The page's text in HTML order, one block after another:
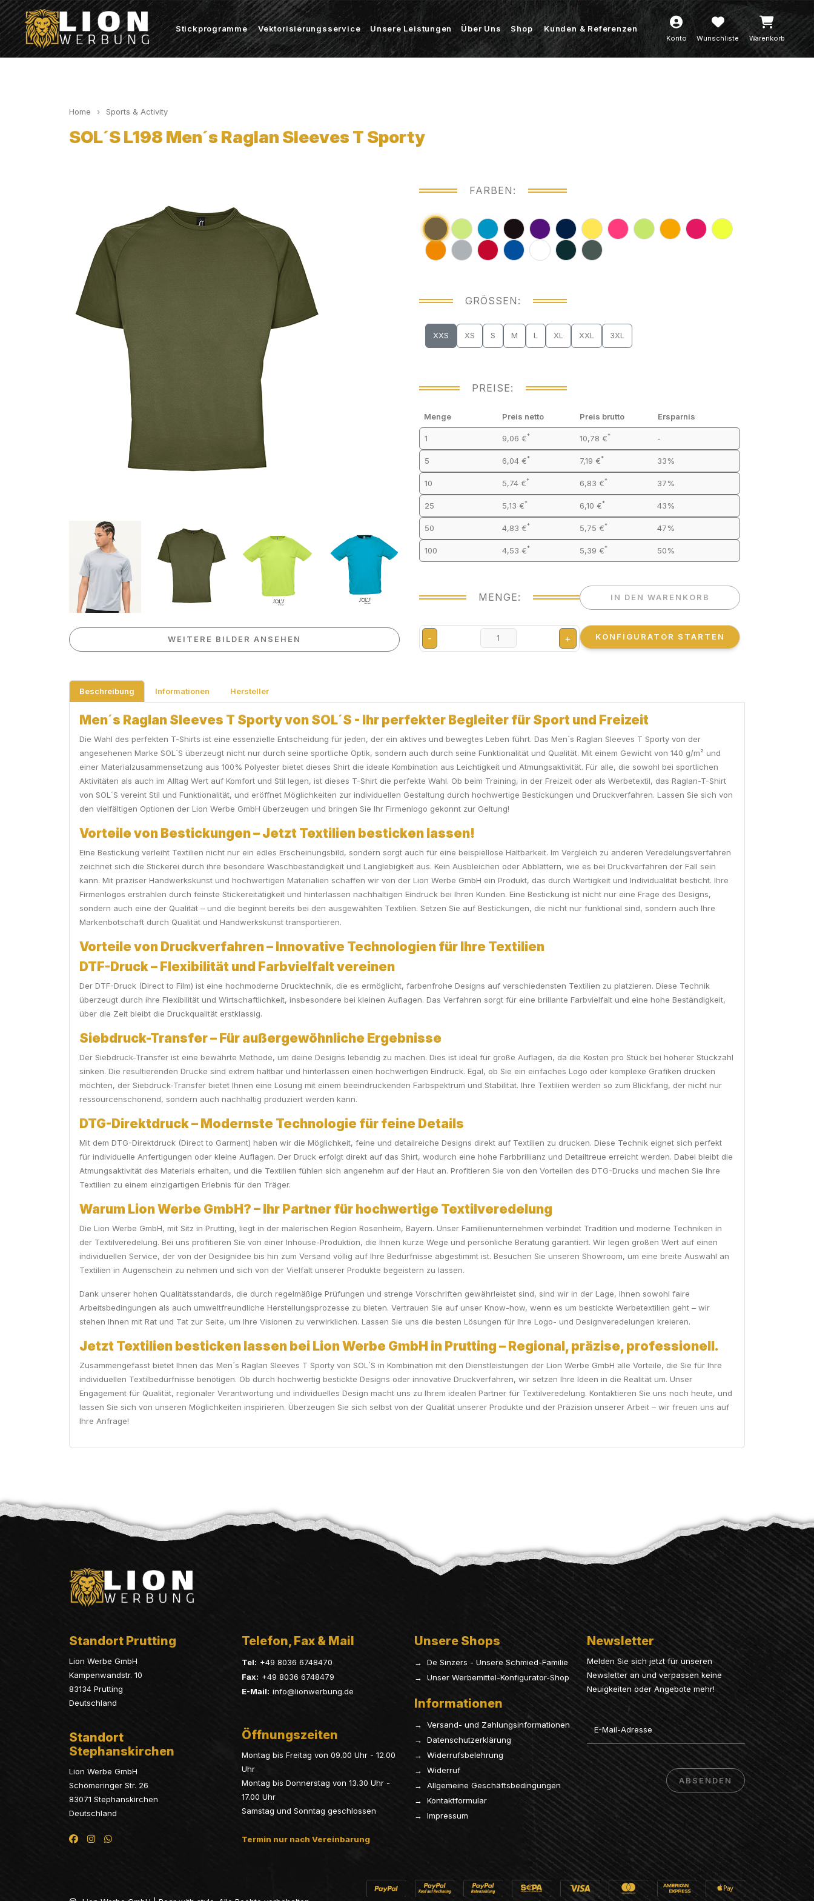
Stickprogramme Vektorisierungsservice Unsere Leistungen Über Uns Shop Kunden & Referenzen
Konto Wunschliste Warenkorb
Home Sports & Activity
SOL´S L198 Men´s Raglan Sleeves T Sporty
WEITERE BILDER ANSEHEN
FARBEN:
GRÖSSEN:
XXS XS S M L XL XXL 3XL
PREISE:
Menge Preis netto Preis brutto Ersparnis
1 9,06 €* 10,78 €* -
5 6,04 €* 7,19 €* 33%
10 5,74 €* 6,83 €* 37%
25 5,13 €* 6,10 €* 43%
50 4,83 €* 5,75 €* 47%
100 4,53 €* 5,39 €* 50%
MENGE:
- +
IN DEN WARENKORB
KONFIGURATOR STARTEN
Beschreibung Informationen Hersteller
Men´s Raglan Sleeves T Sporty von SOL´S - Ihr perfekter Begleiter für Sport und Freizeit
Die Wahl des perfekten T-Shirts ist eine essenzielle Entscheidung für jeden, der ein aktives und bewegtes Leben führt. Das Men´s Raglan Sleeves T Sporty von der
angesehenen Marke SOL´S überzeugt nicht nur durch seine sportliche Optik, sondern auch durch seine Funktionalität und Qualität. Mit einem Gewicht von 140 g/m² und
einer Materialzusammensetzung aus 100% Polyester bietet dieses Shirt die ideale Kombination aus Leichtigkeit und Atmungsaktivität. Für alle, die sowohl bei sportlichen
Aktivitäten als auch im Alltag Wert auf Komfort und Stil legen, ist dieses T-Shirt die perfekte Wahl. Ob beim Training, in der Freizeit oder als Werbetextil, das Raglan-T-Shirt
von SOL´S vereint Stil und Funktionalität, und eröffnet Möglichkeiten zur individuellen Gestaltung durch hochwertige Bestickungen und Druckverfahren. Lassen Sie sich von
den vielfältigen Optionen der Lion Werbe GmbH überzeugen und bringen Sie Ihr Firmenlogo gekonnt zur Geltung!
Vorteile von Bestickungen – Jetzt Textilien besticken lassen!
Eine Bestickung verleiht Textilien nicht nur ein edles Erscheinungsbild, sondern sorgt auch für eine beispiellose Haltbarkeit. Im Vergleich zu anderen Veredelungsverfahren
zeichnet sich die Stickerei durch ihre besondere Waschbeständigkeit und Langlebigkeit aus. Kein Ausbleichen oder Abblättern, wie es bei Druckverfahren der Fall sein
kann. Mit präziser Handwerkskunst und hochwertigen Materialien schaffen wir von der Lion Werbe GmbH ein Produkt, das durch Wertigkeit und Individualität besticht. Ihre
Firmenlogos erstrahlen durch feinste Stickereitätigkeit und hinterlassen nachhaltigen Eindruck bei Ihren Kunden. Eine Bestickung ist nicht nur eine Frage des Designs,
sondern auch eine der Qualität – und die beginnt bereits bei den ausgewählten Textilien. Setzen Sie auf Bestickungen, die nicht nur funktional sind, sondern auch Ihre
Markenbotschaft durch Qualität und Handwerkskunst transportieren.
Vorteile von Druckverfahren – Innovative Technologien für Ihre Textilien
DTF-Druck – Flexibilität und Farbvielfalt vereinen
Der DTF-Druck (Direct to Film) ist eine hochmoderne Drucktechnik, die es ermöglicht, farbenfrohe Designs auf verschiedensten Textilien zu platzieren. Diese Technik
überzeugt durch ihre Flexibilität und Wirtschaftlichkeit, insbesondere bei kleinen Auflagen. Das Verfahren sorgt für eine brillante Farbvielfalt und eine hohe Beständigkeit,
über die Zeit bleibt die Druckqualität erstklassig.
Siebdruck-Transfer – Für außergewöhnliche Ergebnisse
Der Siebdruck-Transfer ist eine bewährte Methode, um deine Designs lebendig zu machen. Dies ist ideal für große Auflagen, da die Kosten pro Stück bei höherer Stückzahl
sinken. Die resultierenden Drucke sind extrem haltbar und hinterlassen einen hochwertigen Eindruck. Egal, ob Sie ein einfaches Logo oder komplexe Grafiken drucken
möchten, der Siebdruck-Transfer bietet Ihnen eine Lösung mit einem beeindruckenden Farbspektrum und Stabilität. Ihre Textilien werden so zum Blickfang, der nicht nur
ressourcenschonend, sondern auch nachhaltig produziert werden kann.
DTG-Direktdruck – Modernste Technologie für feine Details
Mit dem DTG-Direktdruck (Direct to Garment) haben wir die Möglichkeit, feine und detailreiche Designs direkt auf Textilien zu drucken. Diese Technik eignet sich perfekt
für individuelle Anfertigungen oder kleine Auflagen. Der Druck erfolgt direkt auf das Shirt, wodurch eine hohe Farbbrillianz und Detailtreue erreicht werden. Dabei bleibt die
Atmungsaktivität des Materials erhalten, und die Textilien fühlen sich angenehm auf der Haut an. Profitieren Sie von den Vorteilen des DTG-Drucks und machen Sie Ihre
Textilien zu einem einzigartigen Erlebnis für den Träger.
Warum Lion Werbe GmbH? – Ihr Partner für hochwertige Textilveredelung
Die Lion Werbe GmbH, mit Sitz in Prutting, liegt in der malerischen Region Rosenheim, Bayern. Unser Familienunternehmen verbindet Tradition und moderne Techniken in
der Textilveredelung. Bei uns profitieren Sie von einer Inhouse-Produktion, die Ihnen kurze Wege und persönliche Beratung garantiert. Wir legen großen Wert auf einen
individuellen Service, der von der Designidee bis hin zum Versand völlig auf Ihre Bedürfnisse abgestimmt ist. Besuchen Sie unseren Showroom, um eine breite Auswahl an
Textilien in Augenschein zu nehmen und sich von der Vielfalt unserer Produkte begeistern zu lassen.
Dank unserer hohen Qualitätsstandards, die durch regelmäßige Prüfungen und strenge Vorschriften gewährleistet sind, sind wir in der Lage, Ihnen sowohl faire
Arbeitsbedingungen als auch umweltfreundliche Herstellungsprozesse zu bieten. Vertrauen Sie auf unser Know-how, wenn es um bestickte Werbetextilien geht – wir
stehen Ihnen mit Rat und Tat zur Seite, um Ihre Visionen zu verwirklichen. Lassen Sie uns die besten Lösungen für Ihre Logo- und Designveredelungen kreieren.
Jetzt Textilien besticken lassen bei Lion Werbe GmbH in Prutting – Regional, präzise, professionell.
Zusammengefasst bietet Ihnen das Men´s Raglan Sleeves T Sporty von SOL´S in Kombination mit den Dienstleistungen der Lion Werbe GmbH alle Vorteile, die Sie für Ihre
individuellen Textilbedürfnisse benötigen. Ob durch hochwertig bestickte Designs oder innovative Druckverfahren, wir setzen Ihre Ideen in die Realität um. Unser
Engagement für Qualität, regionaler Verantwortung und individuelles Design macht uns zu Ihrem idealen Partner für Textilveredelung. Kontaktieren Sie uns noch heute, und
lassen Sie sich von unseren Möglichkeiten inspirieren. Überzeugen Sie sich selbst von der Qualität unserer Produkte und der Präzision unserer Arbeit – wir freuen uns auf
Ihre Anfrage!
Standort Prutting
Lion Werbe GmbH
Kampenwandstr. 10
83134 Prutting
Deutschland
Standort
Stephanskirchen
Lion Werbe GmbH
Schömeringer Str. 26
83071 Stephanskirchen
Deutschland
Telefon, Fax & Mail
Tel: +49 8036 6748470
Fax: +49 8036 6748479
E-Mail: info@lionwerbung.de
Öffnungszeiten
Montag bis Freitag von 09.00 Uhr - 12.00
Uhr
Montag bis Donnerstag von 13.30 Uhr -
17.00 Uhr
Samstag und Sonntag geschlossen
Termin nur nach Vereinbarung
Unsere Shops
→ De Sinzers - Unsere Schmied-Familie
→ Unser Werbemittel-Konfigurator-Shop
Informationen
→ Versand- und Zahlungsinformationen
→ Datenschutzerklärung
→ Widerrufsbelehrung
→ Widerruf
→ Allgemeine Geschäftsbedingungen
→ Kontaktformular
→ Impressum
Newsletter
Melden Sie sich jetzt für unseren
Newsletter an und verpassen keine
Neuigkeiten oder Angebote mehr!
Email
ABSENDEN